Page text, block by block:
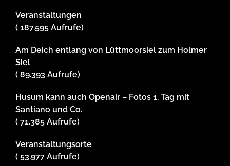
Veranstaltungen
( 187.595 Aufrufe)
Am Deich entlang von Lüttmoorsiel zum Holmer
Siel
( 89.393 Aufrufe)
Husum kann auch Openair – Fotos 1. Tag mit
Santiano und Co.
( 71.385 Aufrufe)
Veranstaltungsorte
( 53.977 Aufrufe)